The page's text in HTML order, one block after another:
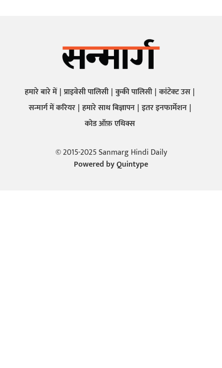
हमारे बारे में प्राइवेसी पालिसी कुकी पालिसी कांटेक्ट उस
सन्मार्ग में करियर हमारे साथ बिज्ञापन इतर इनफार्मेशन
कोड ऑफ़ एथिक्स
© 2015-2025 Sanmarg Hindi Daily
Powered byQuintype